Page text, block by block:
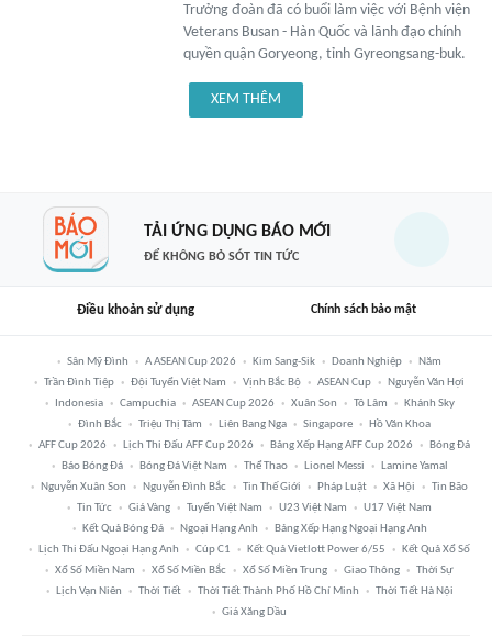
Trưởng đoàn đã có buổi làm việc với Bệnh viện
Veterans Busan - Hàn Quốc và lãnh đạo chính
quyền quận Goryeong, tỉnh Gyreongsang-buk.
XEM THÊM
TẢI ỨNG DỤNG BÁO MỚI
ĐỂ KHÔNG BỎ SÓT TIN TỨC
Điều khoản sử dụng Chính sách bảo mật
Sân Mỹ Đình A ASEAN Cup 2026 Kim Sang-Sik Doanh Nghiệp
Năm
Trần Đình Tiệp
Đội Tuyển Việt Nam Vịnh Bắc Bộ ASEAN Cup
Nguyễn Văn Hợi
Indonesia
Campuchia ASEAN Cup 2026 Xuân Son Tô Lâm
Khánh Sky
Đình Bắc
Triệu Thị Tâm Liên Bang Nga Singapore
Hồ Văn Khoa
AFF Cup 2026
Lịch Thi Đấu AFF Cup 2026 Bảng Xếp Hạng AFF Cup 2026
Bóng Đá
Báo Bóng Đá
Bóng Đá Việt Nam Thể Thao Lionel Messi
Lamine Yamal
Nguyễn Xuân Son
Nguyễn Đình Bắc Tin Thế Giới Pháp Luật Xã Hội
Tin Bão
Tin Tức
Giá Vàng Tuyển Việt Nam U23 Việt Nam
U17 Việt Nam
Kết Quả Bóng Đá
Ngoại Hạng Anh
Bảng Xếp Hạng Ngoại Hạng Anh
Lịch Thi Đấu Ngoại Hạng Anh
Cúp C1 Kết Quả Vietlott Power 6/55
Kết Quả Xổ Số
Xổ Số Miền Nam
Xổ Số Miền Bắc Xổ Số Miền Trung Giao Thông
Thời Sự
Lịch Vạn Niên
Thời Tiết Thời Tiết Thành Phố Hồ Chí Minh
Thời Tiết Hà Nội
Giá Xăng Dầu